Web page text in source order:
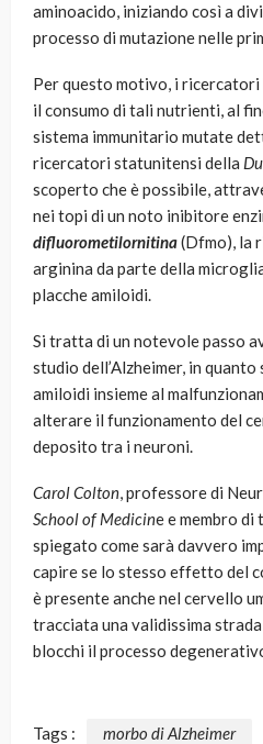
aminoacido, iniziando così a
processo di mutazione nelle
Per questo motivo, i
il consumo di tali nutrienti, al
sistema immunitario mutate
ricercatori statunitensi della
scoperto che è possibile,
nei topi di un noto inibitore
difluorometilornitina(Dfmo), la
arginina da parte della
placche amiloidi.
Si tratta di un notevole passo
studio dell’Alzheimer, in
amiloidi insieme al
alterare il funzionamento del
deposito tra i neuroni.
Carol Colton, professore di
School of Medicine e membro di
spiegato come sarà davvero
capire se lo stesso effetto del
è presente anche nel cervello
tracciata una validissima
blocchi il processo
Tags : morbo di Alzheimer